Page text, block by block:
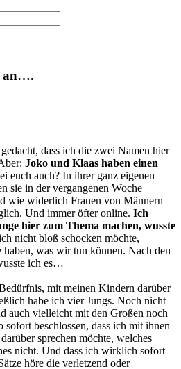
an….
dass ich die zwei Namen hier
Joko und Klaas haben einen
euch auch? In ihrer ganz eigenen
sie in der vergangenen Woche
wie widerlich Frauen von Männern
Und immer öfter online. Ich
hier zum Thema machen, wusste
nicht bloß schocken möchte,
haben, was wir tun können. Nach den
ich es…
mit meinen Kindern darüber
habe ich vier Jungs. Noch nicht
auch vielleicht mit den Großen noch
beschlossen, dass ich mit ihnen
sprechen möchte, welches
nicht. Und dass ich wirklich sofort
höre die verletzend oder